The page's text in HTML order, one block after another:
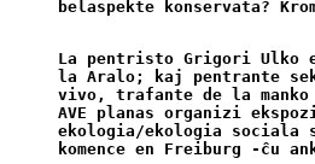
La pentristo Grigori Ulko
la Aralo; kaj pentrante
vivo, trafante de la manko
AVE planas organizi
ekologia/ekologia sociala